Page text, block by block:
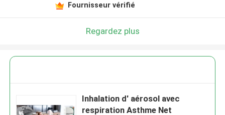
Fournisseur vérifié
Regardez plus
Inhalation d' aérosol avec
respiration Asthme Net